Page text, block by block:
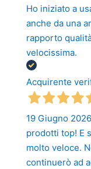
Ho iniziato a
anche da una
rapporto
velocissima.
Acquirente
19 Giugno 2026
prodotti top! E
molto veloce.
continuerò ad